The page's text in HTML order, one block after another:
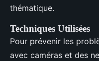
thématique.
Techniques Utilisées
Pour prévenir les
avec caméras et des